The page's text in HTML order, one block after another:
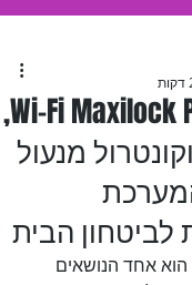
פעמון Wi-Fi Maxilock Pro 5mp,
מנעול
לביטחון הבית
הוא אחד הנושאים